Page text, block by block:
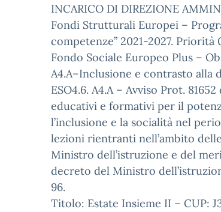
INCARICO DI DIREZIONE
Fondi Strutturali Europei –
competenze” 2021-2027. Priorità
Fondo Sociale Europeo Plus –
A4.A–Inclusione e contrasto alla
ESO4.6. A4.A – Avviso Prot.
educativi e formativi per il
l’inclusione e la socialità nel
lezioni rientranti nell’ambito
Ministro dell’istruzione e del
decreto del Ministro
96.
Titolo: Estate Insieme II – CUP: